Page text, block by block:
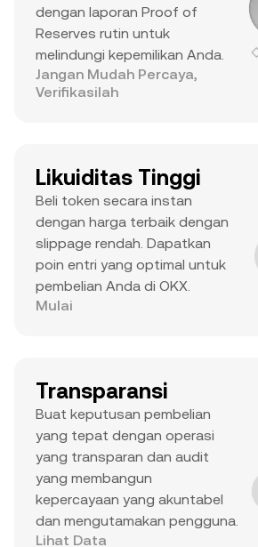
dengan laporan Proof of
Reserves rutin untuk
melindungi kepemilikan Anda.
Jangan Mudah Percaya,
Verifikasilah
Likuiditas Tinggi
Beli token secara instan
dengan harga terbaik dengan
slippage rendah. Dapatkan
poin entri yang optimal untuk
pembelian Anda di OKX.
Mulai
Transparansi
Buat keputusan pembelian
yang tepat dengan operasi
yang transparan dan audit
yang membangun
kepercayaan yang akuntabel
dan mengutamakan pengguna.
Lihat Data